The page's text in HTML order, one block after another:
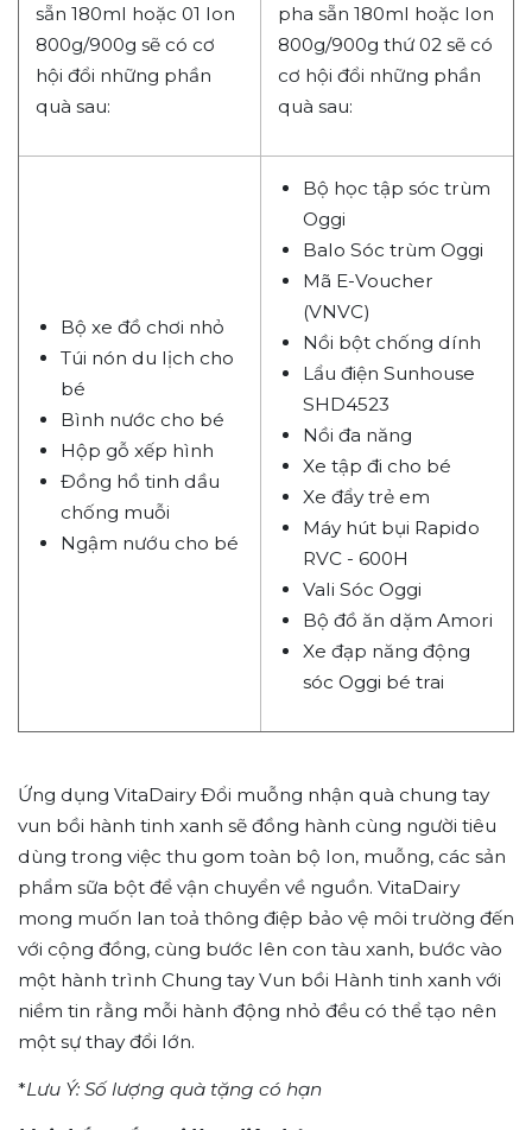
sẵn 180ml hoặc 01 lon
800g/900g sẽ có cơ
hội đổi những phần
quà sau:
pha sẵn 180ml hoặc lon
800g/900g thứ 02 sẽ có
cơ hội đổi những phần
quà sau:
Bộ xe đồ chơi nhỏ
Túi nón du lịch cho
bé
Bình nước cho bé
Hộp gỗ xếp hình
Đồng hồ tinh dầu
chống muỗi
Ngậm nướu cho bé
Bộ học tập sóc trùm
Oggi
Balo Sóc trùm Oggi
Mã E-Voucher
(VNVC)
Nồi bột chống dính
Lẩu điện Sunhouse
SHD4523
Nồi đa năng
Xe tập đi cho bé
Xe đẩy trẻ em
Máy hút bụi Rapido
RVC - 600H
Vali Sóc Oggi
Bộ đồ ăn dặm Amori
Xe đạp năng động
sóc Oggi bé trai
Ứng dụng VitaDairy Đổi muỗng nhận quà chung tay
vun bồi hành tinh xanh sẽ đồng hành cùng người tiêu
dùng trong việc thu gom toàn bộ lon, muỗng, các sản
phẩm sữa bột để vận chuyển về nguồn. VitaDairy
mong muốn lan toả thông điệp bảo vệ môi trường đến
với cộng đồng, cùng bước lên con tàu xanh, bước vào
một hành trình Chung tay Vun bồi Hành tinh xanh với
niềm tin rằng mỗi hành động nhỏ đều có thể tạo nên
một sự thay đổi lớn.
*Lưu Ý: Số lượng quà tặng có hạn